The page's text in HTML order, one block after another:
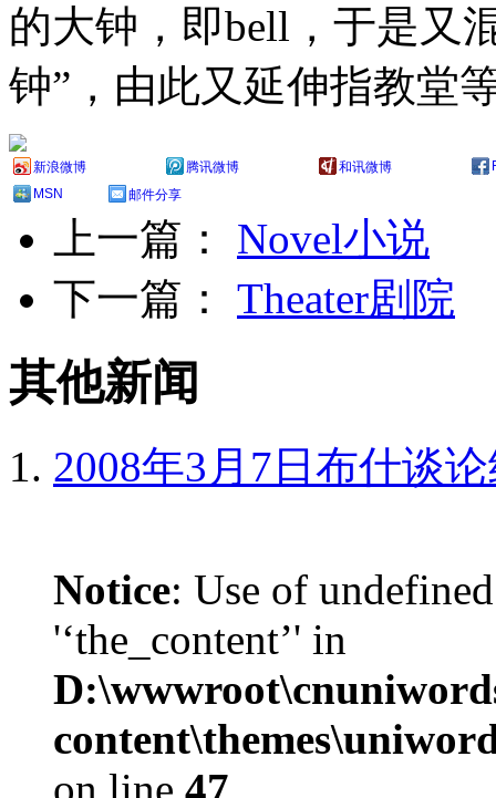
的大钟，即bell，于是又
钟”，由此又延伸指教堂
新浪微博 腾讯微博 和讯微博
MSN
邮件分享
上一篇： Novel小说
下一篇： Theater剧院
其他新闻
2008年3月7日布什谈
Notice: Use of
'‘the_content’' in
on line 47